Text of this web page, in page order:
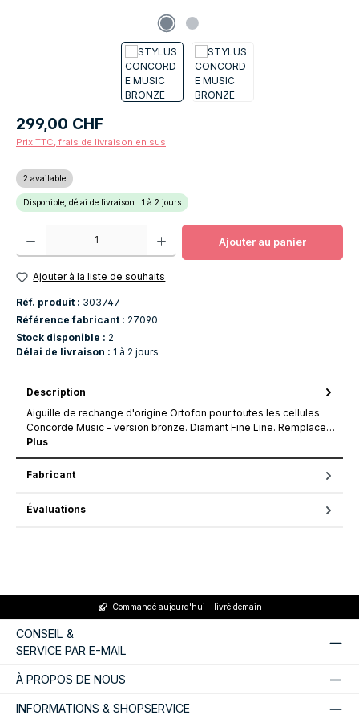
Prix régulier :
299,00 CHF
Prix TTC, frais de livraison en sus
2 available
Disponible, délai de livraison : 1 à 2 jours
Quantité de produit : Entrez la quantité souhaitée ou utilisez les boutons
Ajouter au panier
Ajouter à la liste de souhaits
Réf. produit : 303747
Référence fabricant : 27090
Stock disponible : 2
Délai de livraison : 1 à 2 jours
Description
Aiguille de rechange d'origine Ortofon pour toutes les cellules
Concorde Music – version bronze. Diamant Fine Line. Remplace…
Plus
Fabricant
Évaluations
Commandé aujourd'hui - livré demain
CONSEIL &
SERVICE PAR E-MAIL
À PROPOS DE NOUS
INFORMATIONS & SHOPSERVICE